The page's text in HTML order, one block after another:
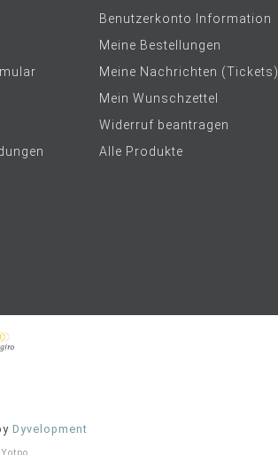
Benutzerkonto Information
Meine Bestellungen
Meine Nachrichten (Tickets)
Mein Wunschzettel
Widerruf beantragen
Alle Produkte
Dyvelopment
Yotpo